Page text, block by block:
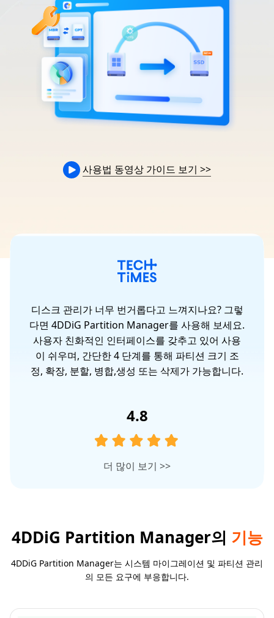
사용법 동영상 가이드 보기 >>
디스크 관리가 너무 번거롭다고 느껴지나요? 그렇
다면 4DDiG Partition Manager를 사용해 보세요.
사용자 친화적인 인터페이스를 갖추고 있어 사용
이 쉬우며, 간단한 4 단계를 통해 파티션 크기 조
정, 확장, 분할, 병합,생성 또는 삭제가 가능합니다.
4.8
더 많이 보기 >>
4DDiG Partition Manager의 기능
4DDiG Partition Manager는 시스템 마이그레이션 및 파티션 관리
의 모든 요구에 부응합니다.